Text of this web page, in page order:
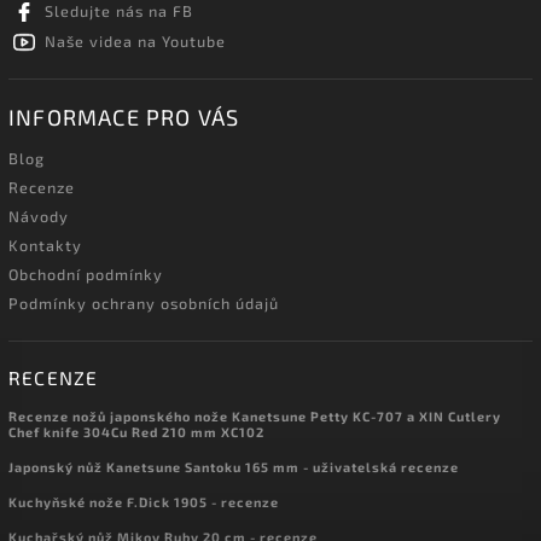
Sledujte nás na FB
Naše videa na Youtube
INFORMACE PRO VÁS
Blog
Recenze
Návody
Kontakty
Obchodní podmínky
Podmínky ochrany osobních údajů
RECENZE
Recenze nožů japonského nože Kanetsune Petty KC-707 a XIN Cutlery
Chef knife 304Cu Red 210 mm XC102
Japonský nůž Kanetsune Santoku 165 mm - uživatelská recenze
Kuchyňské nože F.Dick 1905 - recenze
Kuchařský nůž Mikov Ruby 20 cm - recenze